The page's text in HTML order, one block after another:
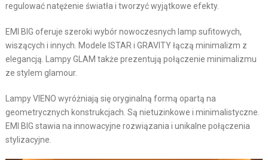
regulować natężenie światła i tworzyć wyjątkowe efekty.
EMI BIG oferuje szeroki wybór nowoczesnych lamp sufitowych,
wiszących i innych. Modele ISTAR i GRAVITY łączą minimalizm z
elegancją. Lampy GLAM także prezentują połączenie minimalizmu
ze stylem glamour.
Lampy VIENO wyróżniają się oryginalną formą opartą na
geometrycznych konstrukcjach. Są nietuzinkowe i minimalistyczne.
EMI BIG stawia na innowacyjne rozwiązania i unikalne połączenia
stylizacyjne.